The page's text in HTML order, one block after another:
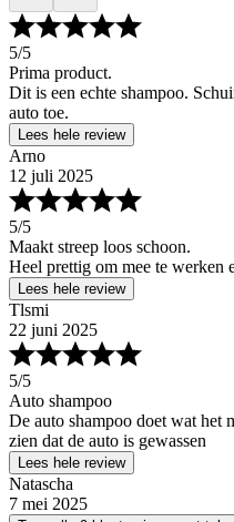
5/5
Prima product.
Dit is een echte shampoo.
auto toe.
Lees hele review
Arno
12 juli 2025
5/5
Maakt streep loos schoon.
Heel prettig om mee te werken
Lees hele review
Tlsmi
22 juni 2025
5/5
Auto shampoo
De auto shampoo doet wat het
zien dat de auto is gewassen
Lees hele review
Natascha
7 mei 2025